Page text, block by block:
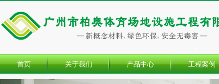
首页 关于我们 产品中心 工程案例